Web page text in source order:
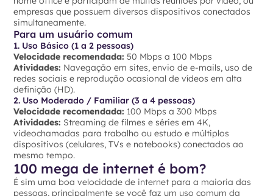
empresas que possuem diversos dispositivos conectados
simultaneamente.
Para um usuário comum
1. Uso Básico (1 a 2 pessoas)
Velocidade recomendada: 50 Mbps a 100 Mbps
Atividades: Navegação em sites, envio de e-mails, uso de
redes sociais e reprodução ocasional de vídeos em alta
definição (HD).
2. Uso Moderado / Familiar (3 a 4 pessoas)
Velocidade recomendada: 100 Mbps a 300 Mbps
Atividades: Streaming de filmes e séries em 4K,
videochamadas para trabalho ou estudo e múltiplos
dispositivos (celulares, TVs e notebooks) conectados ao
mesmo tempo.
100 mega de internet é bom?
É sim uma boa velocidade de internet para a maioria das
pessoas, principalmente se você faz um uso comum da